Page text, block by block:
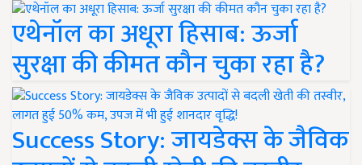
एथेनॉल का अधूरा हिसाब: ऊर्जा
सुरक्षा की कीमत कौन चुका रहा है?
Success Story: जायडेक्स के जैविक